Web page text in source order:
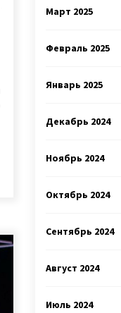
Март 2025
Февраль 2025
Январь 2025
Декабрь 2024
Ноябрь 2024
Октябрь 2024
Сентябрь 2024
Август 2024
Июль 2024